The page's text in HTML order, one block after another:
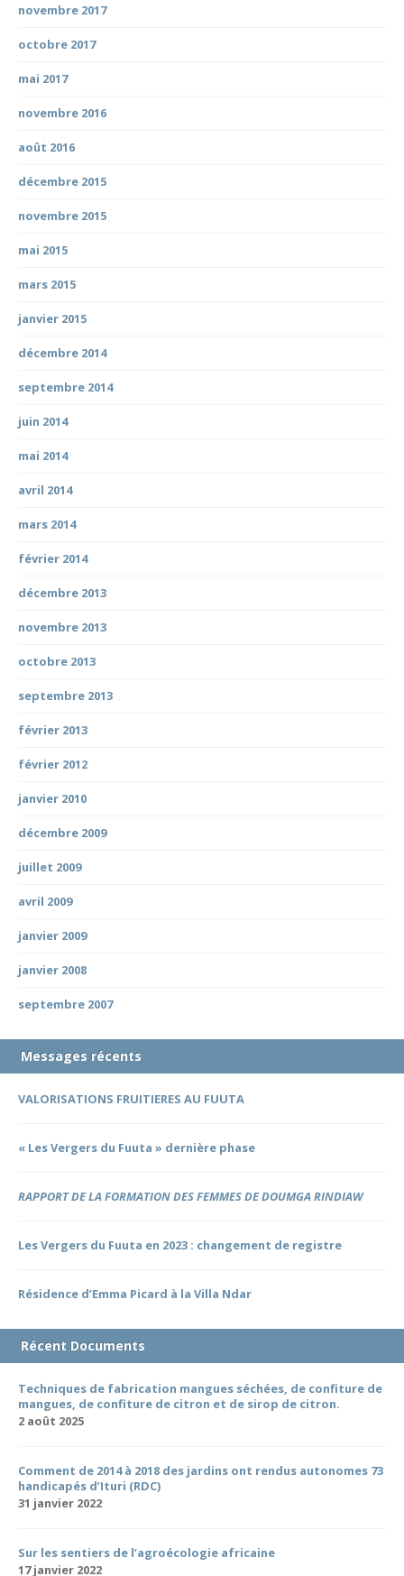
novembre 2017
octobre 2017
mai 2017
novembre 2016
août 2016
décembre 2015
novembre 2015
mai 2015
mars 2015
janvier 2015
décembre 2014
septembre 2014
juin 2014
mai 2014
avril 2014
mars 2014
février 2014
décembre 2013
novembre 2013
octobre 2013
septembre 2013
février 2013
février 2012
janvier 2010
décembre 2009
juillet 2009
avril 2009
janvier 2009
janvier 2008
septembre 2007
Messages récents
VALORISATIONS FRUITIERES AU FUUTA
« Les Vergers du Fuuta » dernière phase
RAPPORT DE LA FORMATION DES FEMMES DE DOUMGA RINDIAW
Les Vergers du Fuuta en 2023 : changement de registre
Résidence d’Emma Picard à la Villa Ndar
Récent Documents
Techniques de fabrication mangues séchées, de confiture de
mangues, de confiture de citron et de sirop de citron.
2 août 2025
Comment de 2014 à 2018 des jardins ont rendus autonomes 73
handicapés d’Ituri (RDC)
31 janvier 2022
Sur les sentiers de l’agroécologie africaine
17 janvier 2022